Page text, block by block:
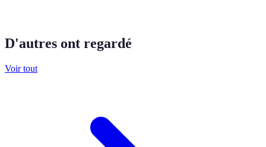
D'autres ont regardé
Voir tout